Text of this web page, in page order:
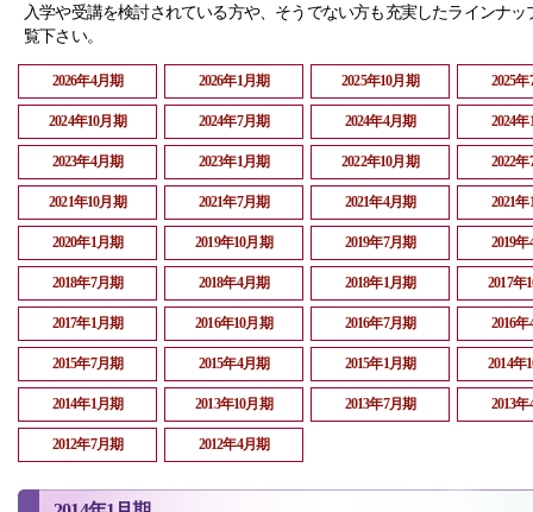
入学や受講を検討されている方や、そうでない方も充実したラインナッ
覧下さい。
2026年4月期 2026年1月期 2025年10月期 2025
2024年10月期 2024年7月期 2024年4月期 2024
2023年4月期 2023年1月期 2022年10月期 2022
2021年10月期 2021年7月期 2021年4月期 2021
2020年1月期 2019年10月期 2019年7月期 2019
2018年7月期 2018年4月期 2018年1月期 2017年
2017年1月期 2016年10月期 2016年7月期 2016
2015年7月期 2015年4月期 2015年1月期 2014年
2014年1月期 2013年10月期 2013年7月期 2013
2012年7月期 2012年4月期